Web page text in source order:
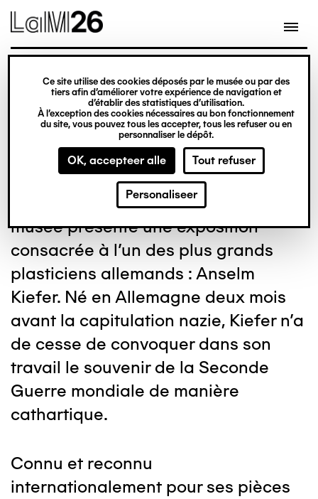
Gestion des cookies
Ce site utilise des cookies déposés par le musée ou par des
tiers afin d’améliorer votre expérience de navigation et
d’établir des statistiques d’utilisation.
À l’exception des cookies nécessaires au bon fonctionnement
du site, vous pouvez tous les accepter, tous les refuser ou en
personnaliser le dépôt.
OK, accepteer alle Tout refuser
Personaliseer
Overslaan
en
naar
de
inhoud
expositie
Anselm Kiefer
Van 6 oktober 2023
to 3 maart 2024
Pour clore son année anniversaire, le
musée présente une exposition
consacrée à l'un des plus grands
plasticiens allemands : Anselm
Kiefer. Né en Allemagne deux mois
avant la capitulation nazie, Kiefer n'a
de cesse de convoquer dans son
travail le souvenir de la Seconde
Guerre mondiale de manière
cathartique.
Connu et reconnu
internationalement pour ses pièces